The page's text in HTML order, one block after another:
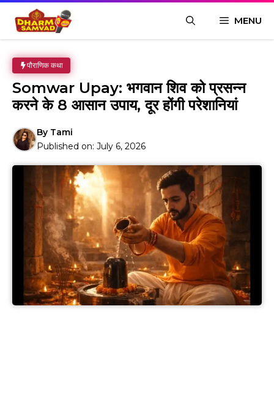
content
MENU
पौराणिक कथा
Somwar Upay: भगवान शिव को प्रसन्न
करने के 8 आसान उपाय, दूर होंगी परेशानियां
By Tami
Published on: July 6, 2026